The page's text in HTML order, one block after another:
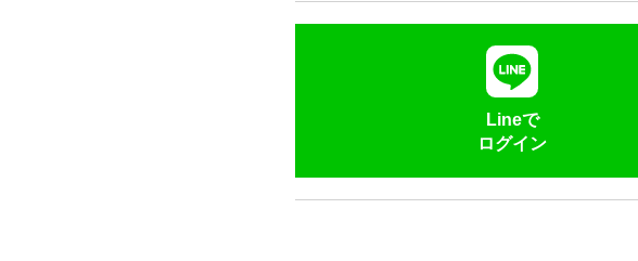
Lineで
ログイン